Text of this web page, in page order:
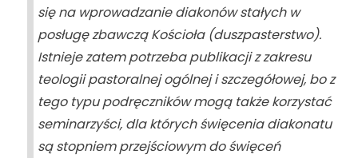
się na wprowadzanie diakonów stałych w
posługę zbawczą Kościoła (duszpasterstwo).
Istnieje zatem potrzeba publikacji z zakresu
teologii pastoralnej ogólnej i szczegółowej, bo z
tego typu podręczników mogą także korzystać
seminarzyści, dla których święcenia diakonatu
są stopniem przejściowym do święceń